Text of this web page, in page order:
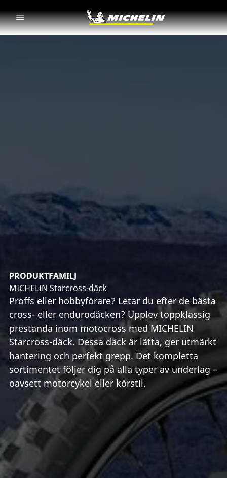
PRODUKTFAMILJ
MICHELIN Starcross-däck
Proffs eller hobbyförare? Letar du efter de bästa
cross- eller endurodäcken? Upplev toppklassig
prestanda inom motocross med MICHELIN
Starcross-däck. Dessa däck är lätta, ger utmärkt
hantering och perfekt grepp. Det kompletta
sortimentet följer dig på alla typer av underlag –
oavsett motorcykel eller körstil.